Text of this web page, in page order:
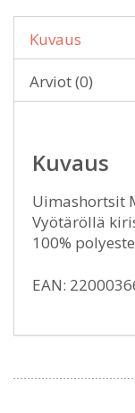
Kuvaus
Arviot (0)
Kuvaus
Uimashortsit
Vyötäröllä
100%
EAN: